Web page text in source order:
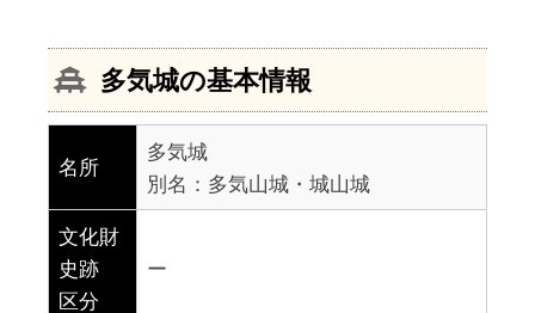
多気城の基本情報
名所
多気城
別名：多気山城・城山城
文化財
史跡
区分
ー